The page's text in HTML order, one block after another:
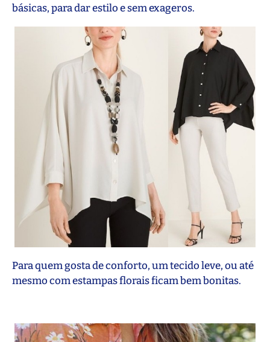
básicas, para dar estilo e sem exageros.
Para quem gosta de conforto, um tecido leve, ou até
mesmo com estampas florais ficam bem bonitas.